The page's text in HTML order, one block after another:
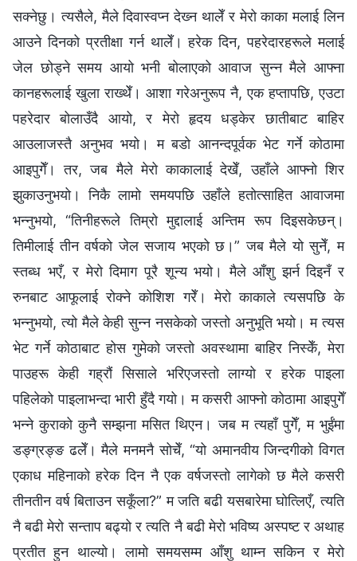
सक्‍नेछु। त्यसैले, मैले दिवास्‍वप्‍न देख्‍न थालेँ र मेरो काका मलाई लिन
आउने दिनको प्रतीक्षा गर्न थालेँ। हरेक दिन, पहरेदारहरूले मलाई
जेल छोड्ने समय आयो भनी बोलाएको आवाज सुन्‍न मैले आफ्ना
कानहरूलाई खुला राख्थेँ। आशा गरेअनुरूप नै, एक हप्तापछि, एउटा
पहरेदार बोलाउँदै आयो, र मेरो हृदय धड्केर छातीबाट बाहिर
आउलाजस्तै अनुभव भयो। म बडो आनन्दपूर्वक भेट गर्ने कोठामा
आइपुगेँ। तर, जब मैले मेरो काकालाई देखेँ, उहाँले आफ्नो शिर
झुकाउनुभयो। निकै लामो समयपछि उहाँले हतोत्साहित आवाजमा
भन्‍नुभयो, “तिनीहरूले तिम्रो मुद्दालाई अन्तिम रूप दिइसकेछन्।
तिमीलाई तीन वर्षको जेल सजाय भएको छ।” जब मैले यो सुनेँ, म
स्तब्ध भएँ, र मेरो दिमाग पूरै शून्य भयो। मैले आँशु झर्न दिइनँ र
रुनबाट आफूलाई रोक्‍ने कोशिश गरेँ। मेरो काकाले त्यसपछि के
भन्‍नुभयो, त्यो मैले केही सुन्‍न नसकेको जस्तो अनुभूति भयो। म त्यस
भेट गर्ने कोठाबाट होस गुमेको जस्तो अवस्थामा बाहिर निस्केँ, मेरा
पाउहरू केही गह्रौं सिसाले भरिएजस्तो लाग्यो र हरेक पाइला
पहिलेको पाइलाभन्दा भारी हुँदै गयो। म कसरी आफ्नो कोठामा आइपुगेँ
भन्‍ने कुराको कुनै सम्झना मसित थिएन। जब म त्यहाँ पुगेँ, म भुईंमा
डङ्ग्रङ्ङ ढलेँ। मैले मनमनै सोचेँ, “यो अमानवीय जिन्दगीको विगत
एकाध महिनाको हरेक दिन नै एक वर्षजस्तो लागेको छ मैले कसरी
तीनतीन वर्ष बिताउन सकूँला?” म जति बढी यसबारेमा घोत्लिएँ, त्यति
नै बढी मेरो सन्ताप बढ्यो र त्यति नै बढी मेरो भविष्य अस्पष्ट र अथाह
प्रतीत हुन थाल्यो। लामो समयसम्म आँशु थाम्‍न सकिन र मेरो